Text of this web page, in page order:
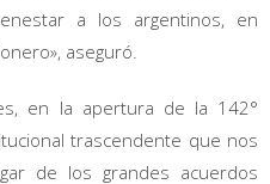
a los argentinos, en
aseguró.
en la apertura de la 142°
trascendente que nos
de los grandes acuerdos